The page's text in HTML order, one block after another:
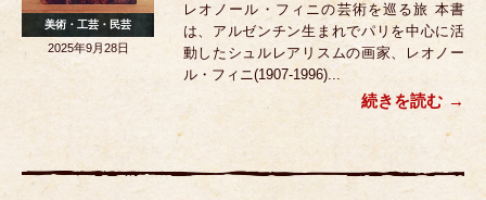
レオノール・フィニの芸術を巡る旅 本書
は、アルゼンチン生まれでパリを中心に活
動したシュルレアリスムの画家、レオノー
ル・フィニ(1907-1996)...
続きを読む
美術・工芸・民芸
2025年9月28日